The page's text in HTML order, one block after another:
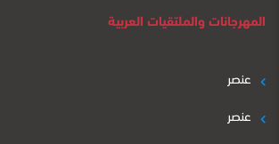
المهرجانات والملتقيات العربية
عنصر
عنصر